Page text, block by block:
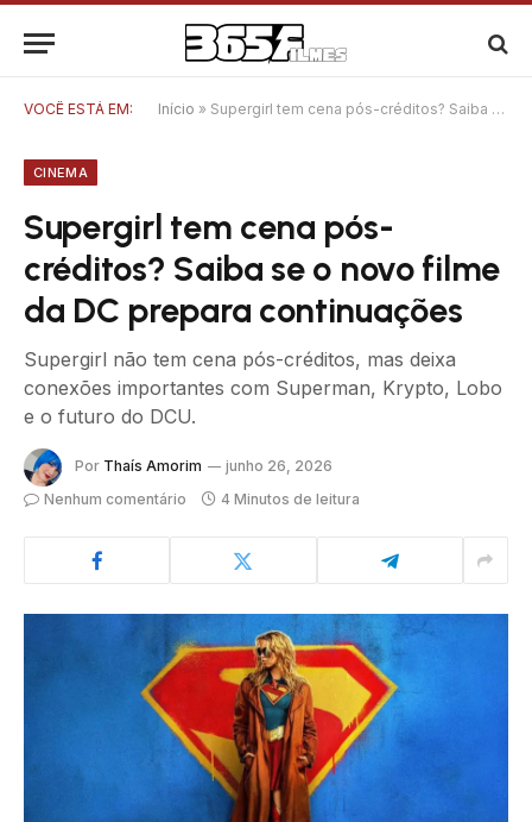
VOCÊ ESTÁ EM: Início » Supergirl tem cena pós-créditos? Saiba se o novo filme da DC prepara continuações
CINEMA
Supergirl tem cena pós-
créditos? Saiba se o novo filme
da DC prepara continuações
Supergirl não tem cena pós-créditos, mas deixa
conexões importantes com Superman, Krypto, Lobo
e o futuro do DCU.
Por Thaís Amorim
junho 26, 2026
Nenhum comentário
4 Minutos de leitura